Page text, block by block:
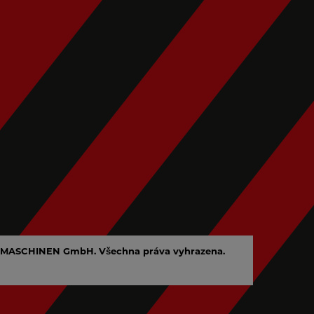
GmbH. Všechna práva vyhrazena.